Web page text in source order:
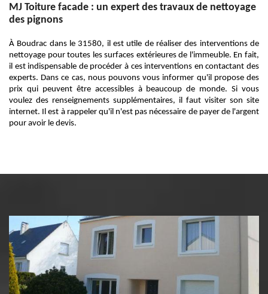
MJ Toiture facade : un expert des travaux de nettoyage
des pignons
À Boudrac dans le 31580, il est utile de réaliser des interventions de
nettoyage pour toutes les surfaces extérieures de l'immeuble. En fait,
il est indispensable de procéder à ces interventions en contactant des
experts. Dans ce cas, nous pouvons vous informer qu'il propose des
prix qui peuvent être accessibles à beaucoup de monde. Si vous
voulez des renseignements supplémentaires, il faut visiter son site
internet. Il est à rappeler qu'il n'est pas nécessaire de payer de l'argent
pour avoir le devis.